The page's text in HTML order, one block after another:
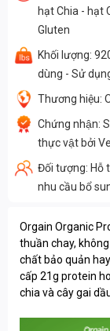
hạt Chia - hạt
Gluten
Khối lượng:
dùng - Sử
Thương hiệu:
Chứng nhận:
thực vật bởi
Đối tượng: Hỗ
nhu cầu bổ
Orgain Organic
thuần chay,
chất bảo quản
cấp 21g protein
chia và cây gai